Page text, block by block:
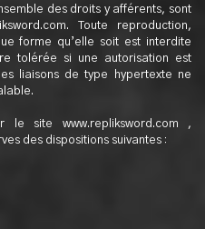
des droits y afférents, sont
Toute reproduction,
forme qu’elle soit est interdite
tolérée si une autorisation est
liaisons de type hypertexte ne
le site www.repliksword.com ,
des dispositions suivantes :